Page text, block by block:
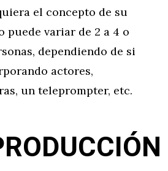
el concepto de su
puede variar de 2 a 4 o
dependiendo de si
actores,
un teleprompter, etc.